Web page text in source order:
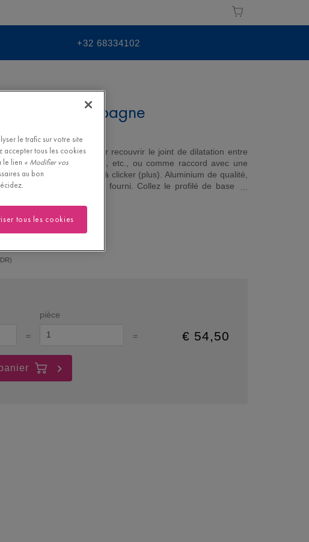
+32 68334102
- Champagne
peut être utilisé pour recouvrir le joint de dilatation entre
une fenêtre, un seuil, etc., ou comme raccord avec une
avec des sols Vinyles à clicker (plus). Aluminium de qualité,
avec le profilé de base fourni. Collez le profilé de base au
ex. la cale de frappe pour vous aider à insérer le profilé de
base.
=
pièce
= € 54,50
le trafic sur votre site
accepter tous les cookies
le lien « Modifier vos
au bon
tous les cookies